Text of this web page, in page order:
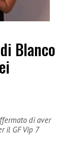
Blanco
di aver
il GF Vip 7